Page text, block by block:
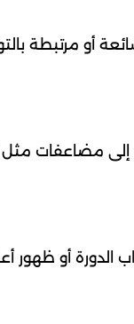
أو مرتبطة
إلى مضاعفات
الدورة أو